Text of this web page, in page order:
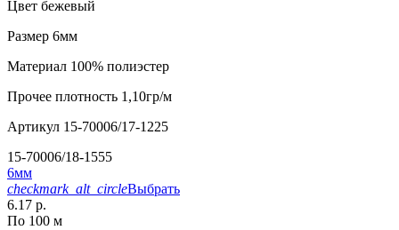
Цвет бежевый
Размер 6мм
Материал 100% полиэстер
Прочее плотность 1,10гр/м
Артикул 15-70006/17-1225
15-70006/18-1555
6мм
checkmark_alt_circleВыбрать
6.17 р.
По 100 м